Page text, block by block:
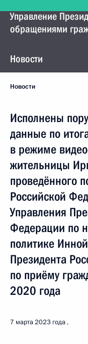
Управление
обращениями
Новости
Новости
Исполнены
данные по
в режиме
жительницы
проведённого
Российской
Управления
Федерации по
политике
Президента
по приёму
2020 года
7 марта 2023 года